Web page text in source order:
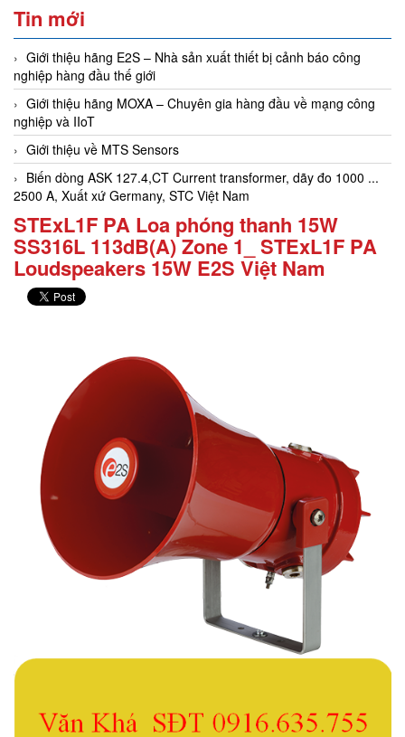
Tin mới
Giới thiệu hãng E2S – Nhà sản xuất thiết bị cảnh báo công
nghiệp hàng đầu thế giới
Giới thiệu hãng MOXA – Chuyên gia hàng đầu về mạng công
nghiệp và IIoT
Giới thiệu về MTS Sensors
Biến dòng ASK 127.4,CT Current transformer, dãy đo 1000 ...
2500 A, Xuất xứ Germany, STC Việt Nam
STExL1F PA Loa phóng thanh 15W
SS316L 113dB(A) Zone 1_ STExL1F PA
Loudspeakers 15W E2S Việt Nam